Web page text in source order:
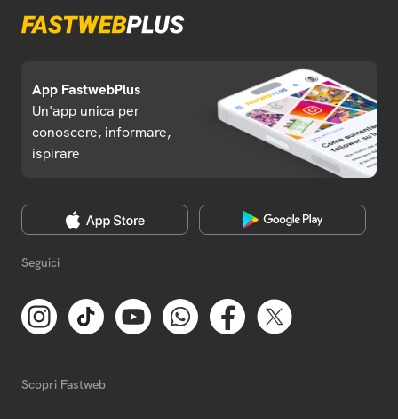
App FastwebPlus
Un'app unica per
conoscere, informare,
ispirare
Seguici
Scopri Fastweb